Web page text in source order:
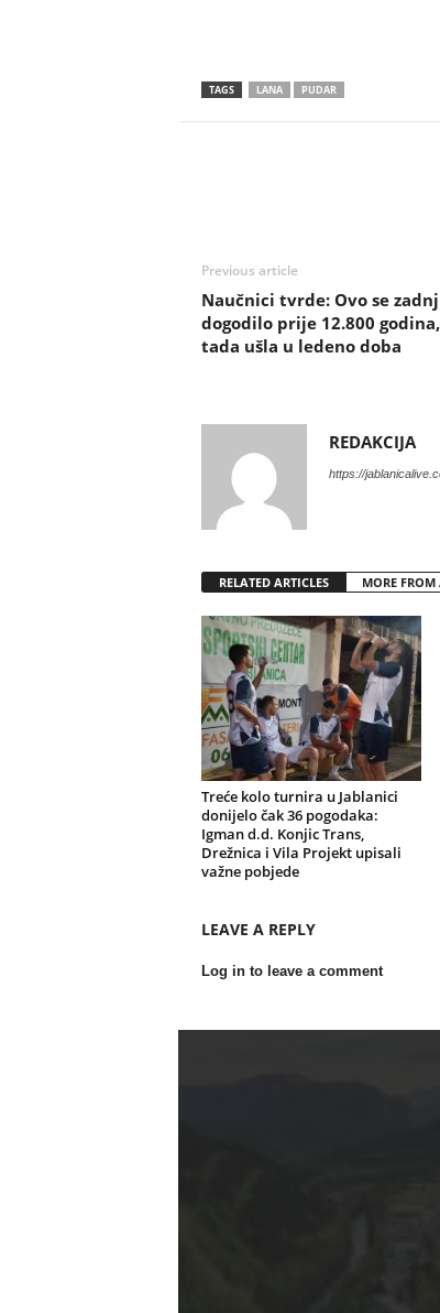
TAGS LANA PUDAR
Previous article
Naučnici tvrde: Ovo se
dogodilo prije 12.800
tada ušla u ledeno doba
REDAKCIJA
https://
RELATED ARTICLES MORE FROM
Treće kolo turnira u Jablanici
donijelo čak 36 pogodaka:
Igman d.d. Konjic Trans,
Drežnica i Vila Projekt upisali
važne pobjede
LEAVE A REPLY
Log in to leave a comment